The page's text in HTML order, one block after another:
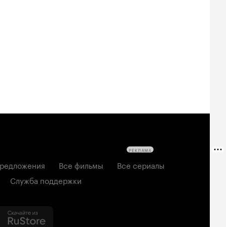
Все фильмы
Все сериалы
Служба поддержки
РЕКЛАМА